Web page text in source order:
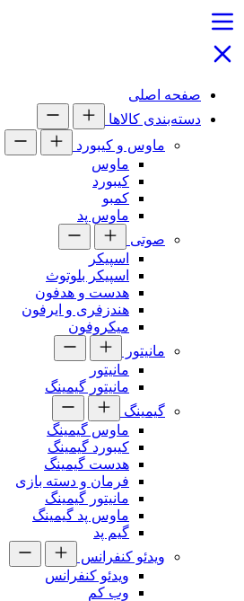
صفحه اصلی
دسته‌بندی کالاها
ماوس و کیبورد
ماوس
کیبورد
کمبو
ماوس پد
صوتی
اسپیکر
اسپیکر بلوتوث
هدست و هدفون
هندزفری و ایرفون
میکروفون
مانیتور
مانیتور
مانیتور گیمینگ
گیمینگ
ماوس گیمینگ
کیبورد گیمینگ
هدست گیمینگ
فرمان و دسته بازی
مانیتور گیمینگ
ماوس پد گیمینگ
گیم پد
ویدئو کنفرانس
ویدئو کنفرانس
وب کم